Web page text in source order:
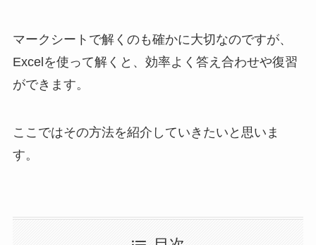
マークシートで解くのも確かに大切なのですが、
Excelを使って解くと、効率よく答え合わせや復習
ができます。
ここではその方法を紹介していきたいと思いま
す。